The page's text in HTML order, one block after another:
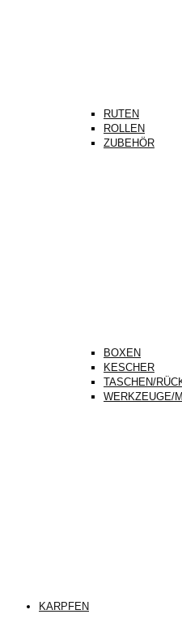
RUTEN
ROLLEN
ZUBEHÖR
BOXEN
KESCHER
TASCHEN/
WERKZEUGE/
KARPFEN